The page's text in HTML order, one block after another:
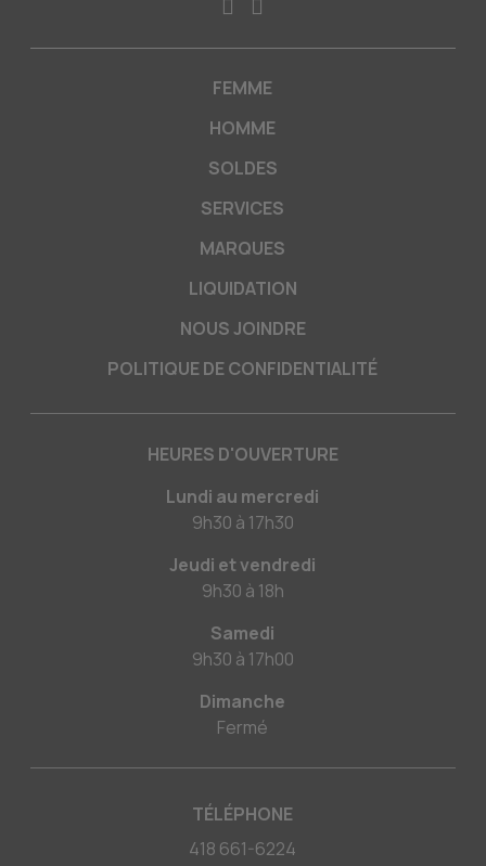
FEMME
HOMME
SOLDES
SERVICES
MARQUES
LIQUIDATION
NOUS JOINDRE
POLITIQUE DE CONFIDENTIALITÉ
HEURES D'OUVERTURE
Lundi au mercredi
9h30 à 17h30
Jeudi et vendredi
9h30 à 18h
Samedi
9h30 à 17h00
Dimanche
Fermé
TÉLÉPHONE
418 661-6224